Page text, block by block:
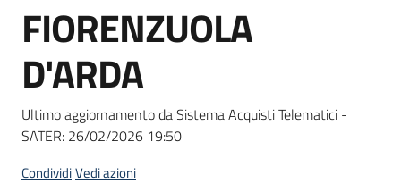
site
FIORENZUOLA
D'ARDA
Ultimo aggiornamento da Sistema Acquisti Telematici -
SATER: 26/02/2026 19:50
CondividiVedi azioni